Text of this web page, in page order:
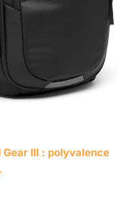
III : polyvalence